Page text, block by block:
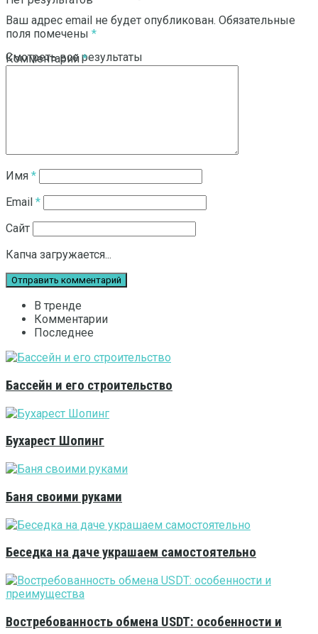
Смотреть все результаты
Ваш адрес email не будет опубликован. Обязательные
поля помечены *
Комментарий*
Имя *
Email *
Сайт
Капча загружается...
В тренде
Комментарии
Последнее
Бассейн и его строительство
Бухарест Шопинг
Баня своими руками
Беседка на даче украшаем самостоятельно
Востребованность обмена USDT: особенности и